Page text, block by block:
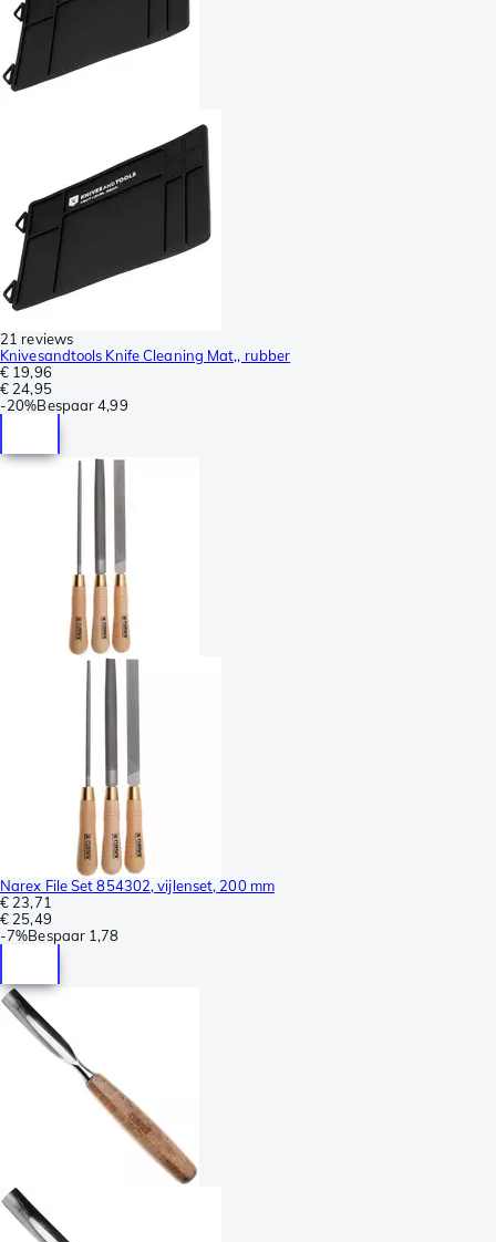
21 reviews
Knivesandtools Knife Cleaning Mat,, rubber
€ 19,96
€ 24,95
-20%Bespaar 4,99
Narex File Set 854302, vijlenset, 200 mm
€ 23,71
€ 25,49
-7%Bespaar 1,78